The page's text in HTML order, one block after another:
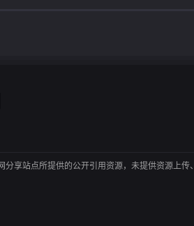
分享站点所提供的公开引用资源，未提供资源上传